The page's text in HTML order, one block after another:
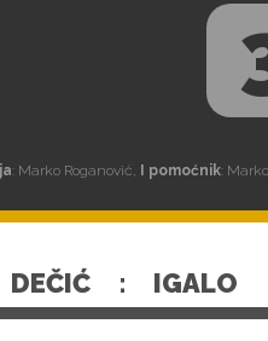
: Marko Roganović, I pomoćnik:
DEČIĆ : IGALO